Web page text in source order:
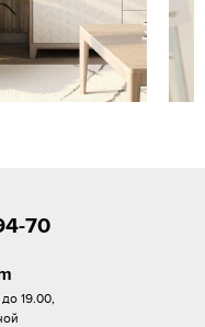
70
19.00,